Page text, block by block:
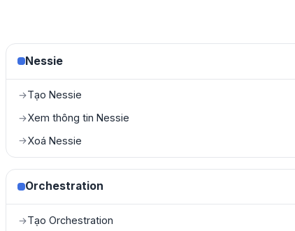
Nessie
→Tạo Nessie
→Xem thông tin Nessie
→Xoá Nessie
Orchestration
→Tạo Orchestration